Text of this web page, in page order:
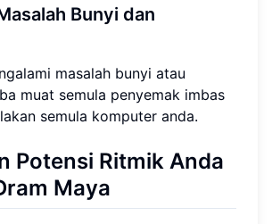
Bunyi dan
masalah bunyi atau
muat semula penyemak imbas
semula komputer anda.
Potensi Ritmik Anda
Maya